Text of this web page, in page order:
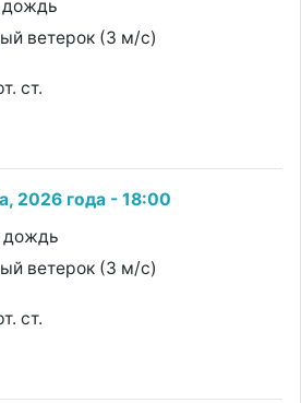
дождь
ветерок (3 м/с)
ст.
2026 года - 18:00
дождь
ветерок (3 м/с)
ст.